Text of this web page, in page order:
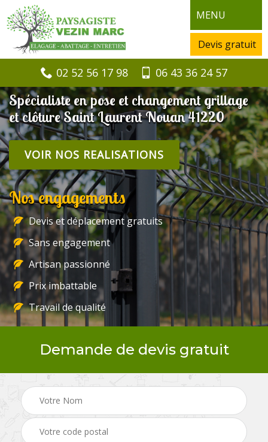
MENU
Devis gratuit
02 52 56 17 98 06 43 36 24 57
Spécialiste en pose et changement grillage
et clôture Saint Laurent Nouan 41220
VOIR NOS REALISATIONS
Nos engagements
Devis et déplacement gratuits
Sans engagement
Artisan passionné
Prix imbattable
Travail de qualité
Demande de devis gratuit